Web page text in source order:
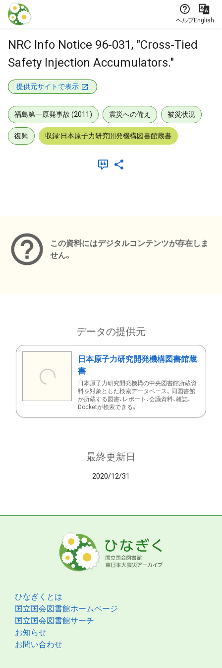
本文に飛ぶ
ヘルプEnglish
NRC Info Notice 96-031, "Cross-Tied
Safety Injection Accumulators."
提供元サイトで表示
福島第一原発事故 (2011) 震災への備え 被災状況
復興 収録:日本原子力研究開発機構図書館蔵書
この資料にはデジタルコンテンツが存在しま
せん。
データの提供元
日本原子力研究開発機構図書館蔵
書
日本原子力研究開発機構の中央図書館所蔵資
料を対象とした検索データベース。同図書館
が所蔵する図書、レポート、会議資料、雑誌、
Docketが検索できる。
最終更新日
2020/12/31
ひなぎくとは
国立国会図書館ホームページ
国立国会図書館サーチ
お知らせ
お問い合わせ